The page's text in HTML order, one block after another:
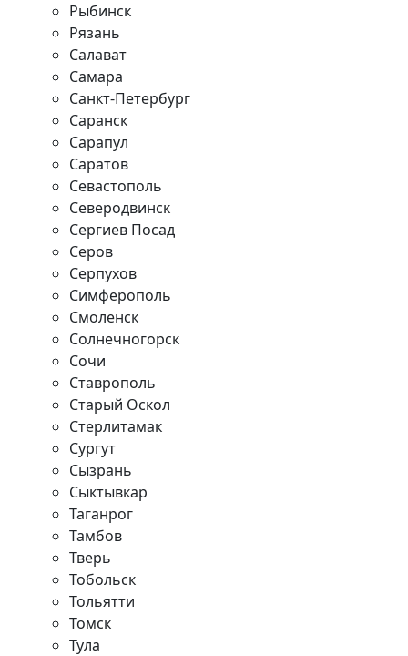
Рыбинск
Рязань
Салават
Самара
Санкт-Петербург
Саранск
Сарапул
Саратов
Севастополь
Северодвинск
Сергиев Посад
Серов
Серпухов
Симферополь
Смоленск
Солнечногорск
Сочи
Ставрополь
Старый Оскол
Стерлитамак
Сургут
Сызрань
Сыктывкар
Таганрог
Тамбов
Тверь
Тобольск
Тольятти
Томск
Тула